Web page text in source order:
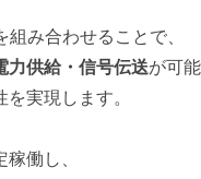
組み合わせることで、
力供給・信号伝送が可
実現します。
働し、